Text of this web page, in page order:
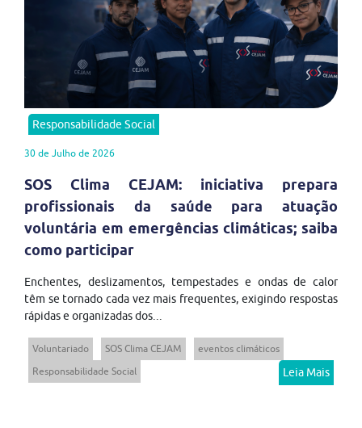
Responsabilidade Social
30 de Julho de 2026
SOS Clima CEJAM: iniciativa prepara
profissionais da saúde para atuação
voluntária em emergências climáticas; saiba
como participar
Enchentes, deslizamentos, tempestades e ondas de calor
têm se tornado cada vez mais frequentes, exigindo respostas
rápidas e organizadas dos...
Voluntariado SOS Clima CEJAM
eventos climáticos
Responsabilidade Social
Leia Mais